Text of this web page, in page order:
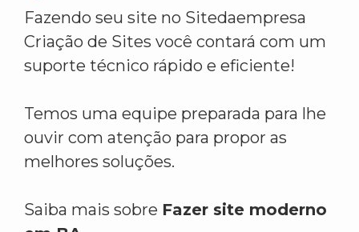
Fazendo seu site no Sitedaempresa
Criação de Sites você contará com um
suporte técnico rápido e eficiente!
Temos uma equipe preparada para lhe
ouvir com atenção para propor as
melhores soluções.
Saiba mais sobre Fazer site moderno